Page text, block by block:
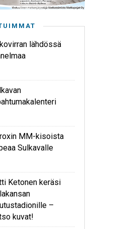
lähdössä
MM-kisoista
Sulkavalle
Ketonen keräsi
–
kuvat!